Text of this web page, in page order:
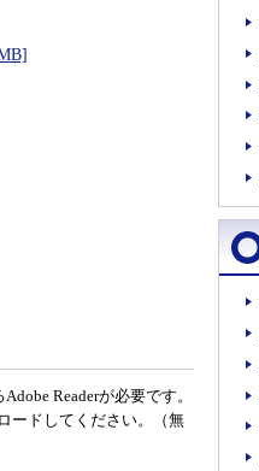
Readerが必要です。
ードしてください。（無